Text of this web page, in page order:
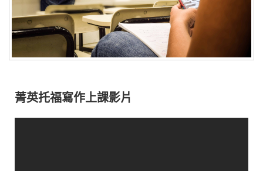
菁英托福寫作上課影片